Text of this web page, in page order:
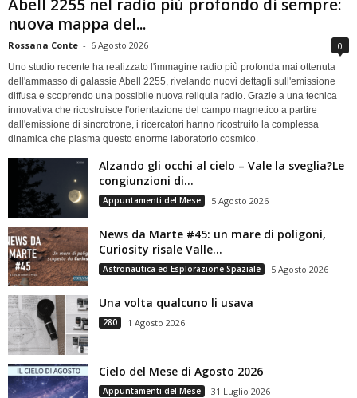
Abell 2255 nel radio più profondo di sempre:
nuova mappa del...
Rossana Conte - 6 Agosto 2026 0
Uno studio recente ha realizzato l'immagine radio più profonda mai ottenuta
dell'ammasso di galassie Abell 2255, rivelando nuovi dettagli sull'emissione
diffusa e scoprendo una possibile nuova reliquia radio. Grazie a una tecnica
innovativa che ricostruisce l'orientazione del campo magnetico a partire
dall'emissione di sincrotrone, i ricercatori hanno ricostruito la complessa
dinamica che plasma questo enorme laboratorio cosmico.
Alzando gli occhi al cielo – Vale la sveglia?Le
congiunzioni di...
Appuntamenti del Mese 5 Agosto 2026
News da Marte #45: un mare di poligoni,
Curiosity risale Valle...
Astronautica ed Esplorazione Spaziale 5 Agosto 2026
Una volta qualcuno li usava
280 1 Agosto 2026
Cielo del Mese di Agosto 2026
Appuntamenti del Mese 31 Luglio 2026